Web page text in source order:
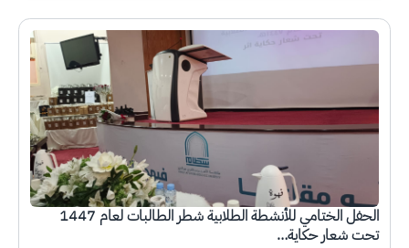
الصورة
الحفل الختامي للأنشطة الطلابية شطر الطالبات لعام 1447
تحت شعار حكاية…